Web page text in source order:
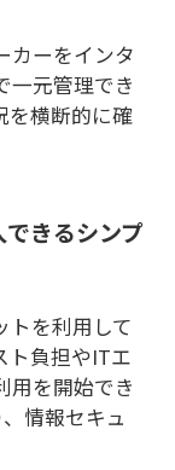
カーをインタ
一元管理でき
を横断的に確
きるシンプ
トを利用して
ト負担やITエ
用を開始でき
情報セキュ